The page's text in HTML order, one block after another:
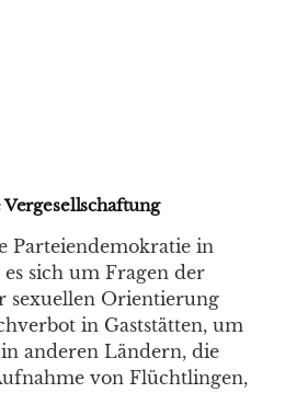
Parteiendemokratie in
sich um Fragen der
sexuellen Orientierung
in Gaststätten, um
anderen Ländern, die
von Flüchtlingen,